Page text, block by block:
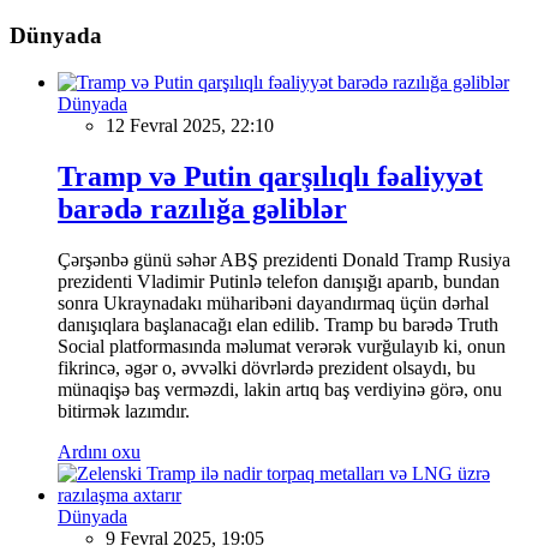
Dünyada
Dünyada
12 Fevral 2025, 22:10
Tramp və Putin qarşılıqlı fəaliyyət
barədə razılığa gəliblər
Çərşənbə günü səhər ABŞ prezidenti Donald Tramp Rusiya
prezidenti Vladimir Putinlə telefon danışığı aparıb, bundan
sonra Ukraynadakı müharibəni dayandırmaq üçün dərhal
danışıqlara başlanacağı elan edilib. Tramp bu barədə Truth
Social platformasında məlumat verərək vurğulayıb ki, onun
fikrincə, əgər o, əvvəlki dövrlərdə prezident olsaydı, bu
münaqişə baş verməzdi, lakin artıq baş verdiyinə görə, onu
bitirmək lazımdır.
Ardını oxu
Dünyada
9 Fevral 2025, 19:05